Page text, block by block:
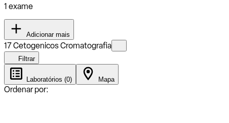
1 exame
Adicionar mais
17 Cetogenicos Cromatografia
Filtrar
Laboratórios (0) Mapa
Ordenar por: